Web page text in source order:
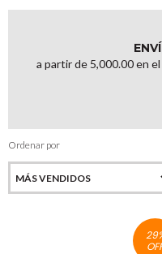
a partir de 5,000.00 en
Ordenar por
29